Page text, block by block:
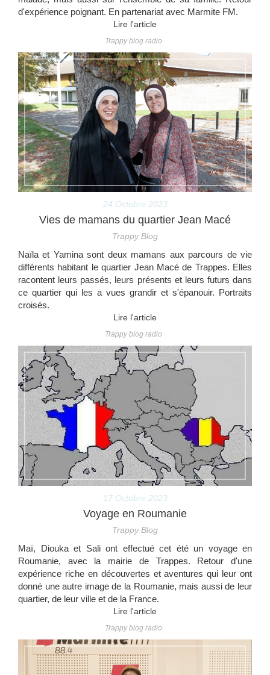
d'expérience poignant. En partenariat avec Marmite FM.
Lire l'article
Trappy blog radio
24 Octobre 2023
Vies de mamans du quartier Jean Macé
Trappy Blog
Naïla et Yamina sont deux mamans aux parcours de vie
différents habitant le quartier Jean Macé de Trappes. Elles
racontent leurs passés, leurs présents et leurs futurs dans
ce quartier qui les a vues grandir et s'épanouir. Portraits
croisés.
Lire l'article
Trappy blog radio
17 Octobre 2023
Voyage en Roumanie
Trappy Blog
Maï, Diouka et Sali ont effectué cet été un voyage en
Roumanie, avec la mairie de Trappes. Retour d'une
expérience riche en découvertes et aventures qui leur ont
donné une autre image de la Roumanie, mais aussi de leur
quartier, de leur ville et de la France.
Lire l'article
Trappy blog radio